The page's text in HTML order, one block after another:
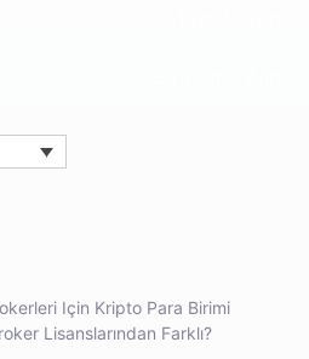
Için Kripto Para Birimi
Lisanslarından Farklı?